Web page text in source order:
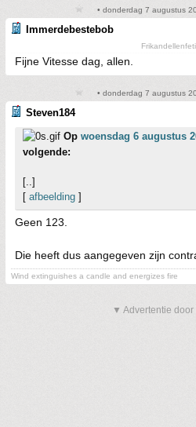
• donderdag 7 augustus
Immerdebestebob
Fijne Vitesse dag, allen.
• donderdag 7 augustus
Steven184
Op woensdag 6 augustus
volgende:
[..]
[ afbeelding ]
Geen 123.
Die heeft dus aangegeven zijn
Wind extinguishes a candle and energizes fire
▼ Advertentie door